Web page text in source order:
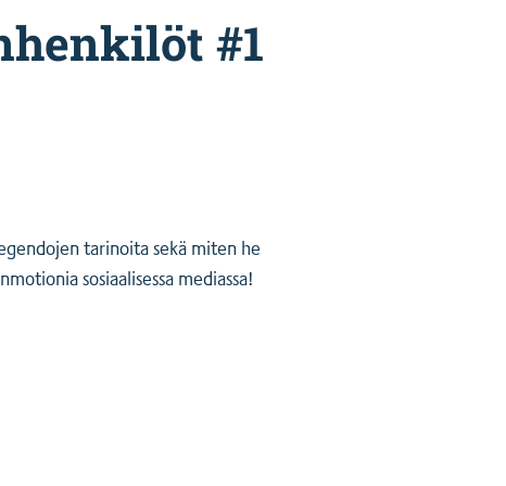
#1
tarinoita sekä miten he
sosiaalisessa mediassa!